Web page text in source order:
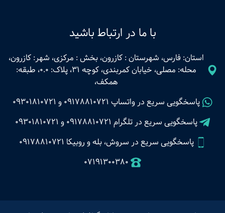
با ما در ارتباط باشید
استان: فارس، شهرستان : کازرون، بخش : مرکزی، شهر: کازرون،
محله: مصلی، خیابان کمربندی، کوچه 31، پلاک: 0.0، طبقه:
همکف،
پاسخگویی سریع در واتساپ 09178810721 و 09301810721
پاسخگویی سریع در تلگرام 09178810721 و 09301810721
پاسخگویی سریع در سروش، بله و روبیکا 09178810721
07191300380